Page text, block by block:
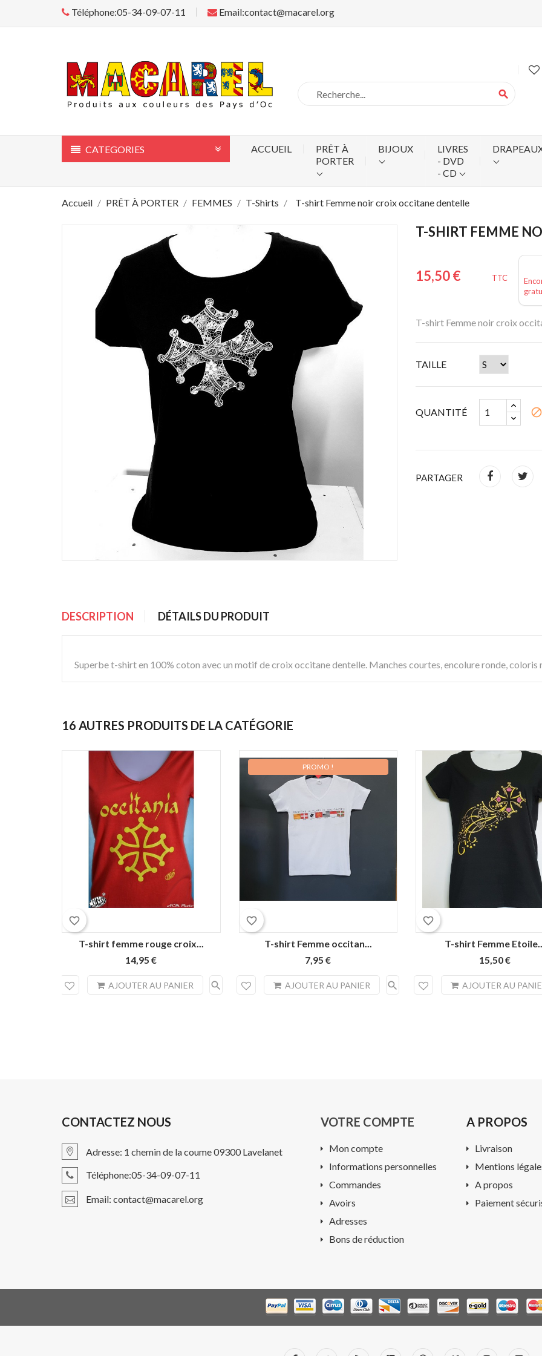
Téléphone:05-34-09-07-11 Email:contact@macarel.org
search
CATEGORIES ACCUEIL
PRÊT À
PORTER
BIJOUX
LIVRES
- DVD
- CD
Accueil PRÊT À PORTER FEMMES T-Shirts T-shirt Femme noir croix occitane dentelle
T-SHIRT FEMME
15,50 € TTC
T-shirt Femme noir croix
TAILLE
QUANTITÉ block
PARTAGER
DESCRIPTION DÉTAILS DU PRODUIT
Superbe t-shirt en 100% coton avec un motif de croix occitane dentelle. Manches courtes, encolure ronde, coloris
16 AUTRES PRODUITS DE LA CATÉGORIE
favorite_border
T-shirt femme rouge croix...
14,95 €
AJOUTER AU PANIER search
favorite_border
T-shirt Femme occitan...
7,95 €
AJOUTER AU PANIER search
PROMO !
favorite_border
T-shirt Femme
15,50 €
AJOUTER AU
CONTACTEZ NOUS
Adresse: 1 chemin de la coume 09300 Lavelanet
Téléphone:05-34-09-07-11
Email: contact@macarel.org
VOTRE COMPTE
Mon compte
Informations personnelles
Commandes
Avoirs
Adresses
Bons de réduction
A PROPOS
Livraison
Mentions
A propos
Paiement